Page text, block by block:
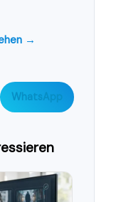
→
WhatsApp